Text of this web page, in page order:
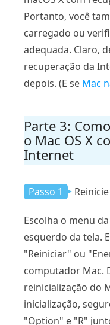
Portanto, você
carregado ou
adequada. Claro,
recuperação da
depois. (E se Mac
Parte 3:
o Mac OS X
Internet
Passo 1
Escolha o menu
esquerdo da tela.
"Reiniciar" ou
computador Mac.
reinicialização do
inicialização,
"Option" e "R"